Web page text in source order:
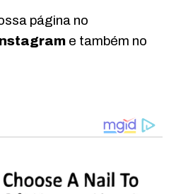
página no
e também no